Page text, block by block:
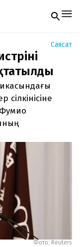
email
Саясат
сілкінісіне
Фото: Reuters